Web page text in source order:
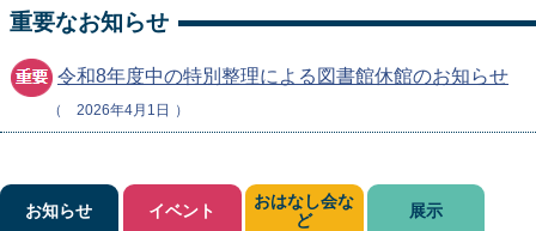
重要なお知らせ
令和8年度中の特別整理による図書館休館のお知らせ
2026年4月1日
お知らせ イベント
おはなし会な
ど
展示